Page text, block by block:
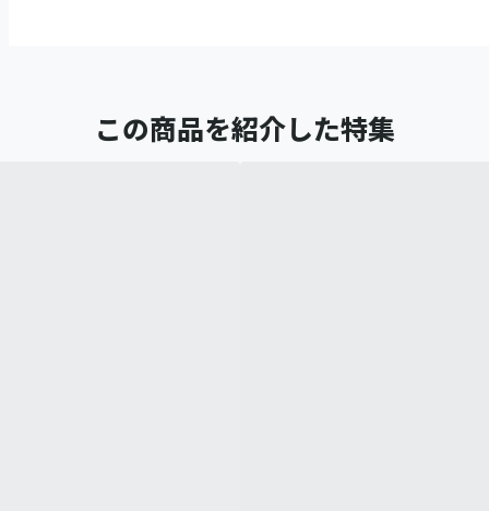
この商品を紹介した特集